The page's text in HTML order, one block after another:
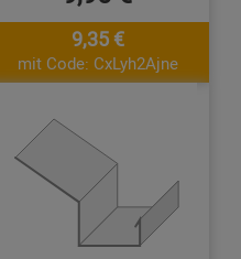
9,35 €
mit Code: CxLyh2Ajne